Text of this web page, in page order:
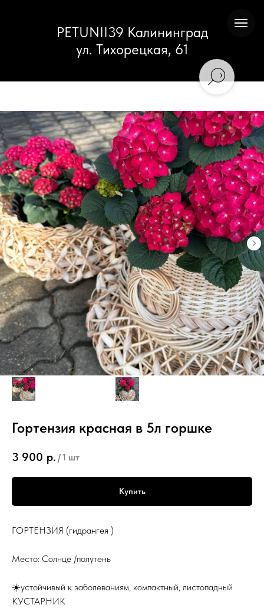
PETUNII39 Калининград
ул. Тихорецкая, 61
Гортензия красная в 5л горшке
3 900 р. /1 шт
Купить
ГОРТЕНЗИЯ (гидрангея )
Место: Солнце /полутень
☀️устойчивый к заболеваниям, компактный, листопадный
КУСТАРНИК